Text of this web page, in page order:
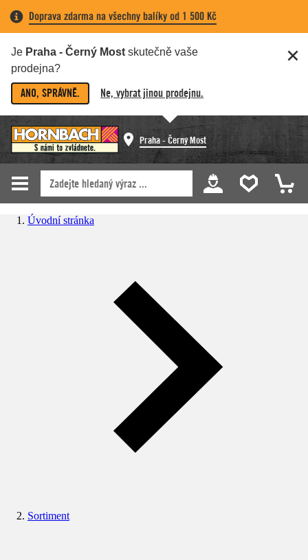
Doprava zdarma na všechny balíky od 1 500 Kč
Je Praha - Černý Most skutečně vaše
prodejna?
ANO, SPRÁVNĚ. Ne, vybrat jinou prodejnu.
Praha - Černý Most
Úvodní stránka
Sortiment